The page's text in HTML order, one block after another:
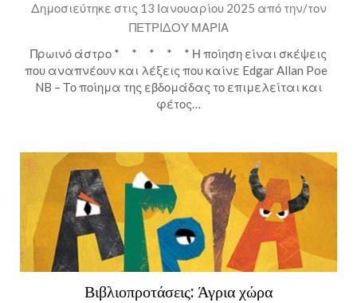
Δημοσιεύτηκε στις 13 Ιανουαρίου 2025 από την/τον
ΠΕΤΡΙΔΟΥ ΜΑΡΙΑ
Πρωινό άστρο * * * * * Η ποίηση είναι σκέψεις
που αναπνέουν και λέξεις που καίνε Edgar Allan Poe
NB – Το ποίημα της εβδομάδας το επιμελείται και
φέτος…
Βιβλιοπροτάσεις: Άγρια χώρα